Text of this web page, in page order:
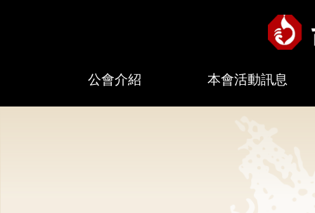
公會介紹 本會活動訊息